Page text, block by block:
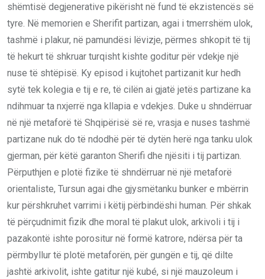
shëmtisë degjenerative pikërisht në fund të ekzistencës së
tyre. Në memorien e Sherifit partizan, agai i tmerrshëm ulok,
tashmë i plakur, në pamundësi lëvizje, përmes shkopit të tij
të hekurt të shkruar turqisht kishte goditur për vdekje një
nuse të shtëpisë. Ky episod i kujtohet partizanit kur hedh
sytë tek kolegia e tij e re, të cilën ai gjatë jetës partizane ka
ndihmuar ta nxjerrë nga kllapia e vdekjes. Duke u shndërruar
në një metaforë të Shqipërisë së re, vrasja e nuses tashmë
partizane nuk do të ndodhë për të dytën herë nga tanku ulok
gjerman, për këtë garanton Sherifi dhe njësiti i tij partizan.
Përputhjen e plotë fizike të shndërruar në një metaforë
orientaliste, Tursun agai dhe gjysmëtanku bunker e mbërrin
kur përshkruhet varrimi i këtij përbindëshi human. Për shkak
të përçudnimit fizik dhe moral të plakut ulok, arkivoli i tij i
pazakontë ishte porositur në formë katrore, ndërsa për ta
përmbyllur të plotë metaforën, për gungën e tij, që dilte
jashtë arkivolit, ishte gatitur një kubé, si një mauzoleum i